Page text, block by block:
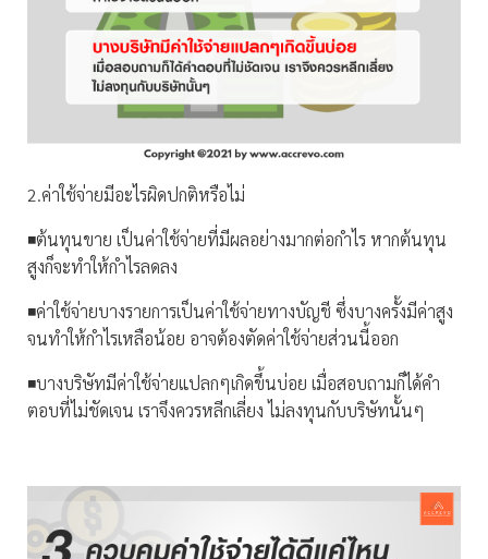
2.ค่าใช้จ่ายมีอะไรผิดปกติหรือไม่
◾️ต้นทุนขาย เป็นค่าใช้จ่ายที่มีผลอย่างมากต่อกำไร หากต้นทุน
สูงก็จะทำให้กำไรลดลง
◾️ค่าใช้จ่ายบางรายการเป็นค่าใช้จ่ายทางบัญชี ซึ่งบางครั้งมีค่าสูง
จนทำให้กำไรเหลือน้อย อาจต้องตัดค่าใช้จ่ายส่วนนี้ออก
◾️บางบริษัทมีค่าใช้จ่ายแปลกๆเกิดขึ้นบ่อย เมื่อสอบถามก็ได้คำ
ตอบที่ไม่ชัดเจน เราจึงควรหลีกเลี่ยง ไม่ลงทุนกับบริษัทนั้นๆ